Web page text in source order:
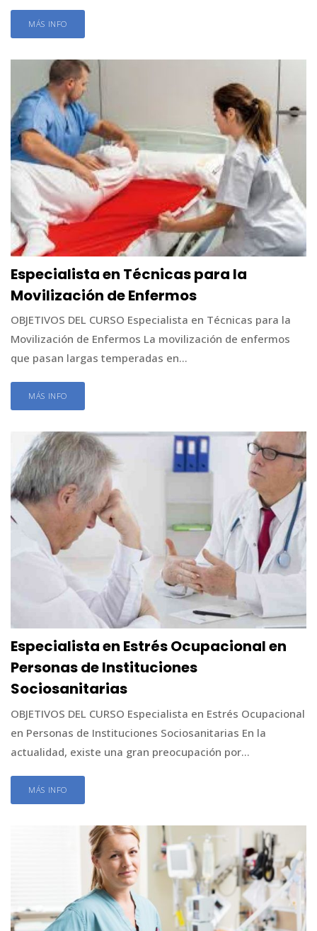
MÁS INFO
Especialista en Técnicas para la
Movilización de Enfermos
OBJETIVOS DEL CURSO Especialista en Técnicas para la
Movilización de Enfermos La movilización de enfermos
que pasan largas temperadas en...
MÁS INFO
Especialista en Estrés Ocupacional en
Personas de Instituciones
Sociosanitarias
OBJETIVOS DEL CURSO Especialista en Estrés Ocupacional
en Personas de Instituciones Sociosanitarias En la
actualidad, existe una gran preocupación por...
MÁS INFO